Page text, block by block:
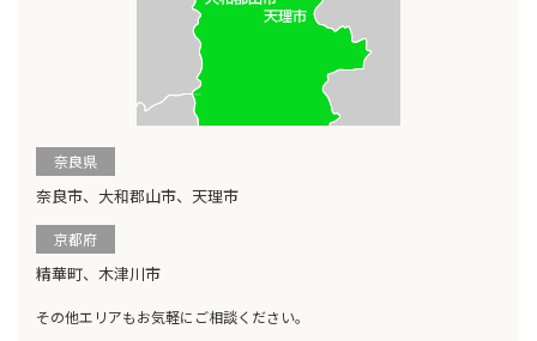
奈良県
奈良市、大和郡山市、天理市
京都府
精華町、木津川市
その他エリアもお気軽にご相談ください。